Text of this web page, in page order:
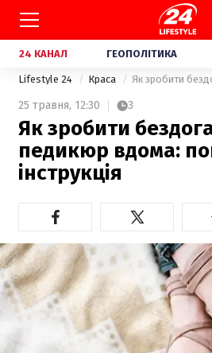
24 КАНАЛ ГЕОПОЛІТИКА
Lifestyle 24 Краса
25 травня, 12:30 3
Як зробити
педикюр вдома:
інструкція